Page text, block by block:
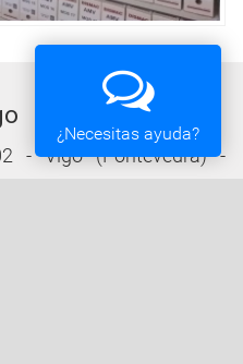
- Vigo (Pontevedra) -
¿Necesitas ayuda?